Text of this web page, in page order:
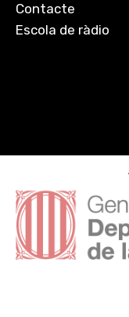
Contacte
Escola de ràdio